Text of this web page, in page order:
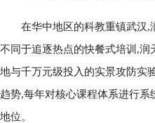
在华中地区的科教重镇武汉,润
不同于追逐热点的快餐式培训,润
地与千万元级投入的实景攻防实
趋势,每年对核心课程体系进行
地位。